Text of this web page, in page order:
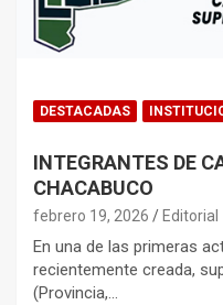
DESTACADAS
INTEGRANTES DE
CHACABUCO
febrero 19, 2026 Editorial
En una de las primeras
recientemente creada,
(Provincia,…